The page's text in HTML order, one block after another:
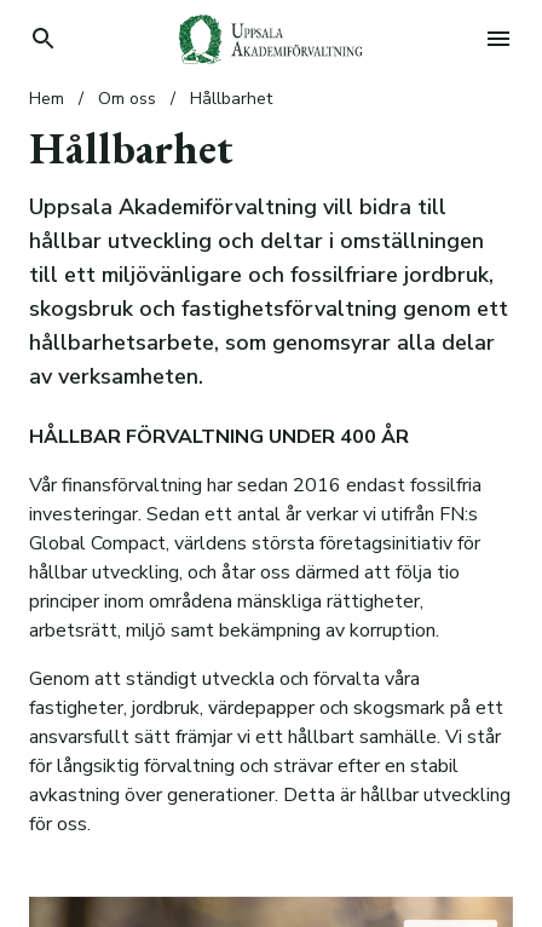
Hyr bostad
Hyresgäst
Våra hyresfastigheter
Student
Lilla Sunnersta
Planskisser
Bilder på lägenheterna
Kronåsen
Planlösningar
Information
Parkering
Vanliga frågor
Information om bostadskön
Hyr lokal
Lediga lokaler
Köp tomt
Lantligt belägna tomter i Taxinge
Skogstorp Eskilstuna
Lena-Ekeby utanför Vattholma
Sök stipendier
Stiftelser
Stipendier
Donera
Donera
Case: Elsa Eschelsson Stiftelse
Case: Stiftelsen Lennart och Kerstin Holms
stipendiefond för mykologisk forskning
Om oss
Stadsfastighetsförvaltning
Alla fastigheter
Personal
Norra Sunnersta
Om visionsstyrd stadsutveckling
Aktuellt om projektet
Sammanställning Medborgarforum 4
Visionsmanual
Bakgrund
Planbesked
Frågor och svar
Skogsförvaltning
Certifiering
Upplåtelser
Rundvirkesförsäljning
Skogsskötsel
Hyggesfritt skogsbruk
Vad innebär hyggesfritt skogsbruk?
Skogstillstånd
Skogweb
Jordbruksförvaltning
Strukturomvandling
Personal
Case: Intervju Äs Gård
Finansförvaltning
Mark- och exploateringsavdelningen
Personal
Förvaltningens mål
Historik
Vår organisation
Personal
Styrelse och VD
Hållbarhet
Samhällsengagemang
Stadsfastigheter
Film: Hållbar fastighetsskötsel
Film: Hållbar fastighetsförvaltning
Skogsförvaltning
Jordbruksförvaltning
Finansförvaltning
Hem / Om oss / Hållbarhet
Hållbarhet
Uppsala Akademiförvaltning vill bidra till
hållbar utveckling och deltar i omställningen
till ett miljövänligare och fossilfriare jordbruk,
skogsbruk och fastighetsförvaltning genom ett
hållbarhetsarbete, som genomsyrar alla delar
av verksamheten.
HÅLLBAR FÖRVALTNING UNDER 400 ÅR
Vår finansförvaltning har sedan 2016 endast fossilfria
investeringar. Sedan ett antal år verkar vi utifrån FN:s
Global Compact, världens största företagsinitiativ för
hållbar utveckling, och åtar oss därmed att följa tio
principer inom områdena mänskliga rättigheter,
arbetsrätt, miljö samt bekämpning av korruption.
Genom att ständigt utveckla och förvalta våra
fastigheter, jordbruk, värdepapper och skogsmark på ett
ansvarsfullt sätt främjar vi ett hållbart samhälle. Vi står
för långsiktig förvaltning och strävar efter en stabil
avkastning över generationer. Detta är hållbar utveckling
för oss.